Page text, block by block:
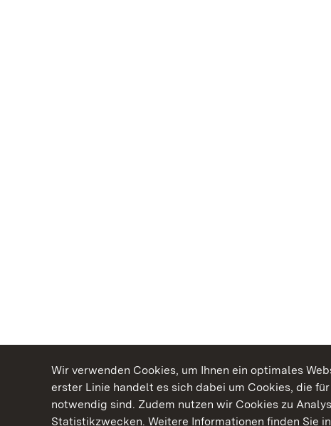
Wir verwenden Cookies, um Ihnen ein optimales
erster Linie handelt es sich dabei um Cookies, die
notwendig sind. Zudem nutzen wir Cookies zu
Statistikzwecken. Weitere Informationen finden Sie